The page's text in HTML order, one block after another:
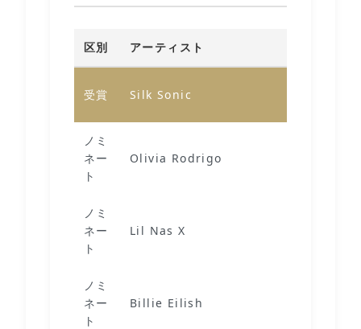
区別 アーティスト
受賞 Silk Sonic
ノミ
ネー
ト
Olivia Rodrigo
ノミ
ネー
ト
Lil Nas X
ノミ
ネー
ト
Billie Eilish